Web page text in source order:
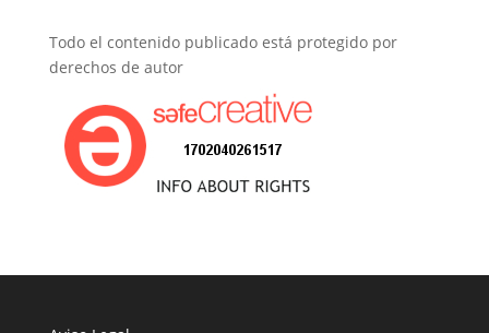
Todo el contenido publicado está protegido por
derechos de autor